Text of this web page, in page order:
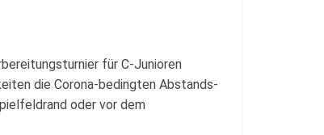
für C-Junioren
die Corona-bedingten Abstands-
oder vor dem